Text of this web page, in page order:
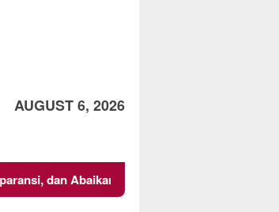
AUGUST 6, 2026
K3 Mencari Titik Temu dalam